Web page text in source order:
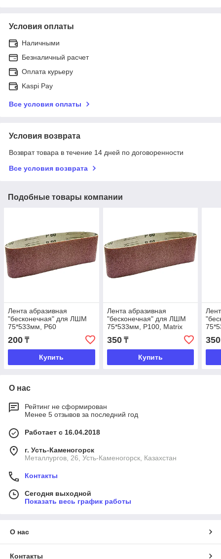
Условия оплаты
Наличными
Безналичный расчет
Оплата курьеру
Kaspi Pay
Все условия оплаты
Условия возврата
Возврат товара в течение 14 дней по договоренности
Все условия возврата
Подобные товары компании
Лента абразивная
"бесконечная" для ЛШМ
75*533мм, Р60
200 ₸
Купить
Лента абразивная
"бесконечная" для ЛШМ
75*533мм, Р100, Matrix
350₸
Купить
350
О нас
Рейтинг не сформирован
Менее 5 отзывов за последний год
Работает с 16.04.2018
г. Усть-Каменогорск
Металлургов, 26, Усть-Каменогорск, Казахстан
Контакты
Сегодня выходной
Показать весь график работы
О нас
Контакты